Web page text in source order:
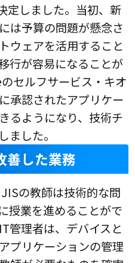
定しました。当初、新
は予算の問題が懸念さ
ウェアを活用すること
行が容易になることが
セルフサービス・キオ
承認されたアプリケー
るようになり、技術チ
ました。
善した業務
の教師は技術的な問
授業を進めることがで
管理者は、デバイスと
プリケーションの管理